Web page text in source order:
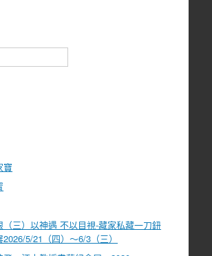
寶
（三）以神遇 不以目視-藏家私藏一刀鈕
5/21（四）～6/3（三）